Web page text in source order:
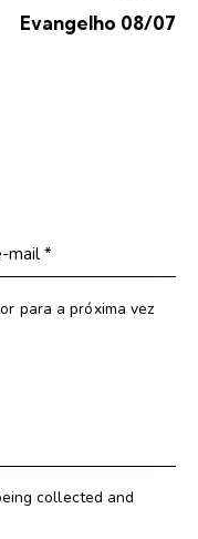
Evangelho 08/07
para a próxima vez
collected and